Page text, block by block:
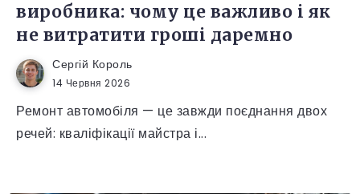
виробника: чому це важливо і як
не витратити гроші даремно
Сергій Король
14 Червня 2026
Ремонт автомобіля — це завжди поєднання двох
речей: кваліфікації майстра і...